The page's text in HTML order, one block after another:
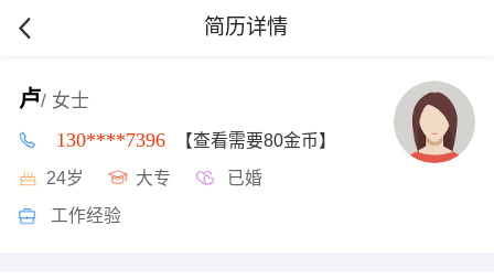
简历详情
卢/ 女士
130****7396 【查看需要80金币】
24岁 大专 已婚
工作经验